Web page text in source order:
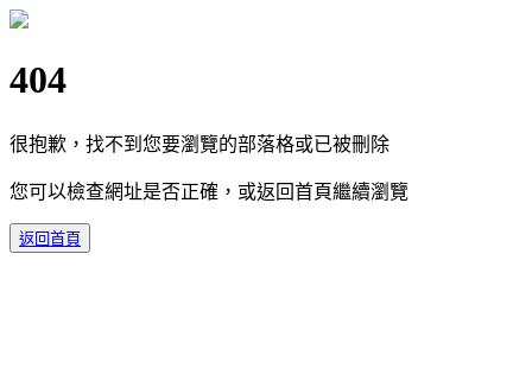
404
很抱歉，找不到您要瀏覽的部落格或已被刪除
您可以檢查網址是否正確，或返回首頁繼續瀏覽
返回首頁